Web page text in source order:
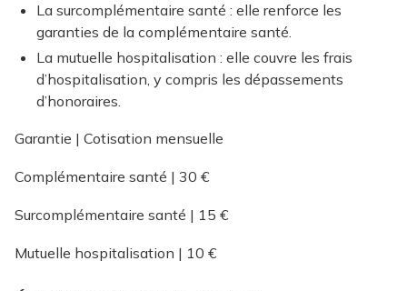
La surcomplémentaire santé : elle renforce les
garanties de la complémentaire santé.
La mutuelle hospitalisation : elle couvre les frais
d’hospitalisation, y compris les dépassements
d’honoraires.
Garantie | Cotisation mensuelle
Complémentaire santé | 30 €
Surcomplémentaire santé | 15 €
Mutuelle hospitalisation | 10 €